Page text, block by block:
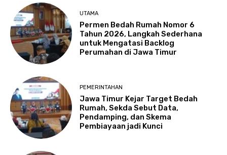
UTAMA
Permen Bedah Rumah Nomor 6
Tahun 2026, Langkah Sederhana
untuk Mengatasi Backlog
Perumahan di Jawa Timur
PEMERINTAHAN
Jawa Timur Kejar Target Bedah
Rumah, Sekda Sebut Data,
Pendamping, dan Skema
Pembiayaan jadi Kunci